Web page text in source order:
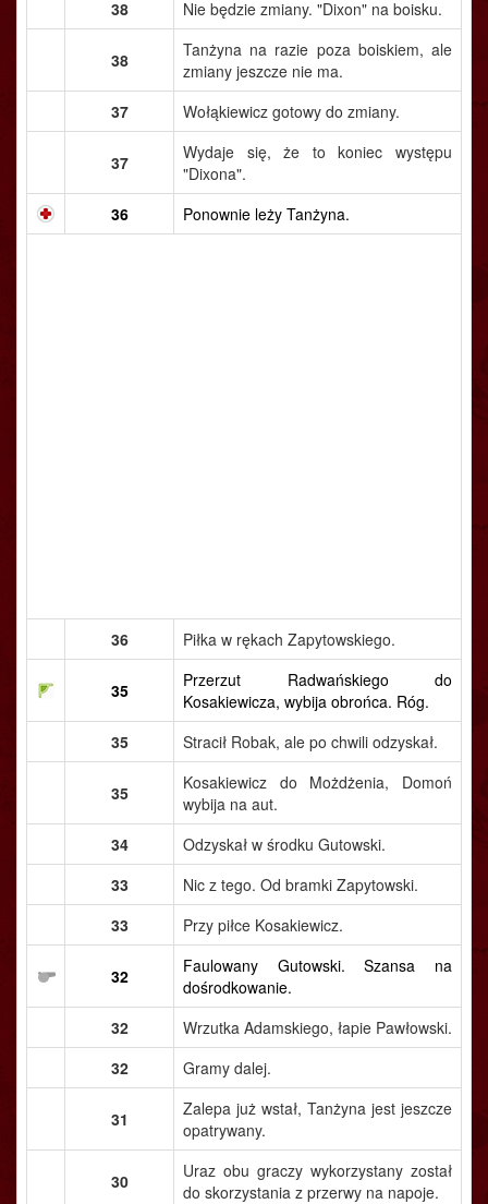
38 Nie będzie zmiany. "Dixon" na boisku.
38
Tanżyna na razie poza boiskiem, ale
zmiany jeszcze nie ma.
37
Wołąkiewicz gotowy do zmiany.
37
Wydaje się, że to koniec występu
"Dixona".
36
Ponownie leży Tanżyna.
36 Piłka w rękach Zapytowskiego.
35
Przerzut Radwańskiego do
Kosakiewicza, wybija obrońca. Róg.
35
Stracił Robak, ale po chwili odzyskał.
35
Kosakiewicz do Możdżenia, Domoń
wybija na aut.
34
Odzyskał w środku Gutowski.
33
Nic z tego. Od bramki Zapytowski.
33
Przy piłce Kosakiewicz.
32
Faulowany Gutowski. Szansa na
dośrodkowanie.
32
Wrzutka Adamskiego, łapie Pawłowski.
32
Gramy dalej.
31
Zalepa już wstał, Tanżyna jest jeszcze
opatrywany.
30
Uraz obu graczy wykorzystany został
do skorzystania z przerwy na napoje.